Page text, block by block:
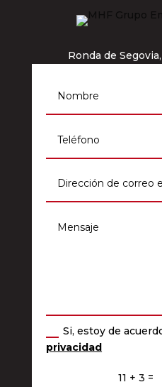
Ronda de
Si, estoy de
privacidad
11 + 3 =